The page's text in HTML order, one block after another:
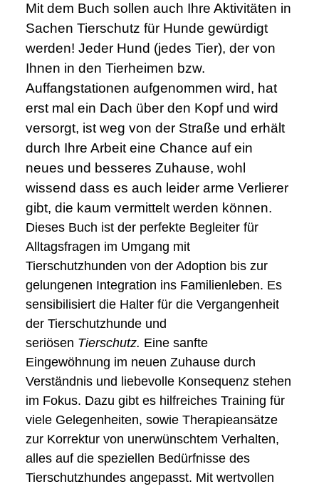
Mit dem Buch sollen auch Ihre Aktivitäten in
Sachen Tierschutz für Hunde gewürdigt
werden! Jeder Hund (jedes Tier), der von
Ihnen in den Tierheimen bzw.
Auffangstationen aufgenommen wird, hat
erst mal ein Dach über den Kopf und wird
versorgt, ist weg von der Straße und erhält
durch Ihre Arbeit eine Chance auf ein
neues und besseres Zuhause, wohl
wissend dass es auch leider arme Verlierer
gibt, die kaum vermittelt werden können.
Dieses Buch ist der perfekte Begleiter für
Alltagsfragen im Umgang mit
Tierschutzhunden von der Adoption bis zur
gelungenen Integration ins Familienleben. Es
sensibilisiert die Halter für die Vergangenheit
der Tierschutzhunde und
seriösen Tierschutz. Eine sanfte
Eingewöhnung im neuen Zuhause durch
Verständnis und liebevolle Konsequenz stehen
im Fokus. Dazu gibt es hilfreiches Training für
viele Gelegenheiten, sowie Therapieansätze
zur Korrektur von unerwünschtem Verhalten,
alles auf die speziellen Bedürfnisse des
Tierschutzhundes angepasst. Mit wertvollen